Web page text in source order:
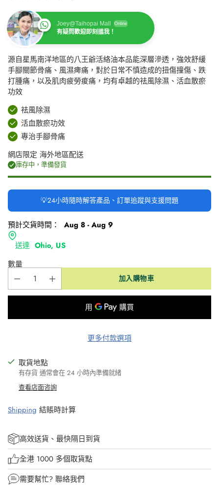
Joey@Taihopai Mall Online
有疑問歡迎即刻搵我！
源自星馬南洋地區的八王爺活絡油本品能深層滲透，強效舒緩
手腳關節骨痛、風濕痺痛，對於日常不慎造成的扭傷撞傷、跌
打腫痛，以及肌肉疲勞痠痛，均有卓越的祛風除濕、活血散瘀
功效
祛風除濕
活血散瘀功效
專治手腳骨痛
網店限定 海外地區配送
庫存中，準備發貨
💡24小時隨時解答產品、訂單追蹤與支援問題
預計交貨時間：
Aug 8 - Aug 9
送達 Ohio, US
數量
加入購物車
更多付款選項
取貨地點
有存貨 通常會在 24 小時內準備就緒
查看店面咨詢
Shipping 結賬時計算
高效送貨、最快隔日到貨
全港 1000 多個取貨點
需要幫忙? 聯絡我們